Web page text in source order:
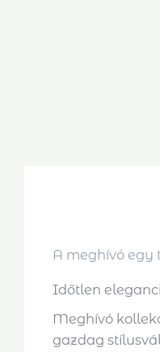
A meghívó egy
Időtlen
Meghívó
gazdag